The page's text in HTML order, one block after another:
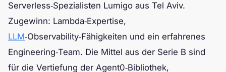
Serverless‑Spezialisten Lumigo aus Tel Aviv.
Zugewinn: Lambda‑Expertise,
LLM‑Observability‑Fähigkeiten und ein erfahrenes
Engineering‑Team. Die Mittel aus der Serie B sind
für die Vertiefung der Agent0‑Bibliothek,